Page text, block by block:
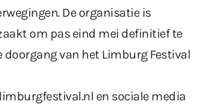
De organisatie is
om pas eind mei definitief te
doorgang van het Limburg Festival
en sociale media